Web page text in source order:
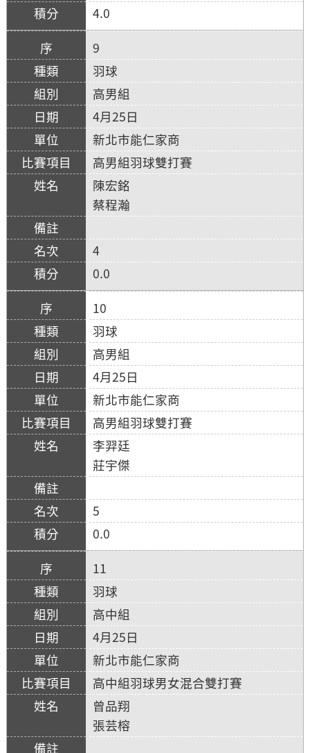
4.0
9
羽球
高男組
4月25日
新北市能仁家商
高男組羽球雙打賽
陳宏銘
蔡程瀚
4
0.0
10
羽球
高男組
4月25日
新北市能仁家商
高男組羽球雙打賽
李羿廷
莊宇傑
5
0.0
11
羽球
高中組
4月25日
新北市能仁家商
高中組羽球男女混合雙打賽
曾品翔
張芸榕